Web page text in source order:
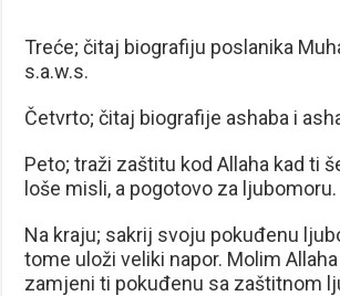
Treće; čitaj biografiju poslanika
s.a.w.s.
Četvrto; čitaj biografije ashaba i
Peto; traži zaštitu kod Allaha kad ti
loše misli, a pogotovo za ljubomoru.
Na kraju; sakrij svoju pokuđenu
tome uloži veliki napor. Molim
zamjeni ti pokuđenu sa zaštitnom